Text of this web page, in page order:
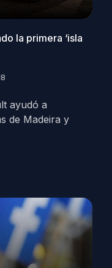
la primera ‘isla
ayudó a
de Madeira y